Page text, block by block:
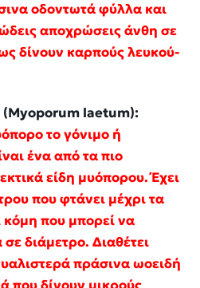
οδοντωτά φύλλα και
αποχρώσεις άνθη σε
δίνουν καρπούς λευκού-
(Myoporum laetum):
το γόνιμο ή
ένα από τα πιο
είδη μυόπορου. Έχει
που φτάνει μέχρι τα
κόμη που μπορεί να
διάμετρο. Διαθέτει
πράσινα ωοειδή